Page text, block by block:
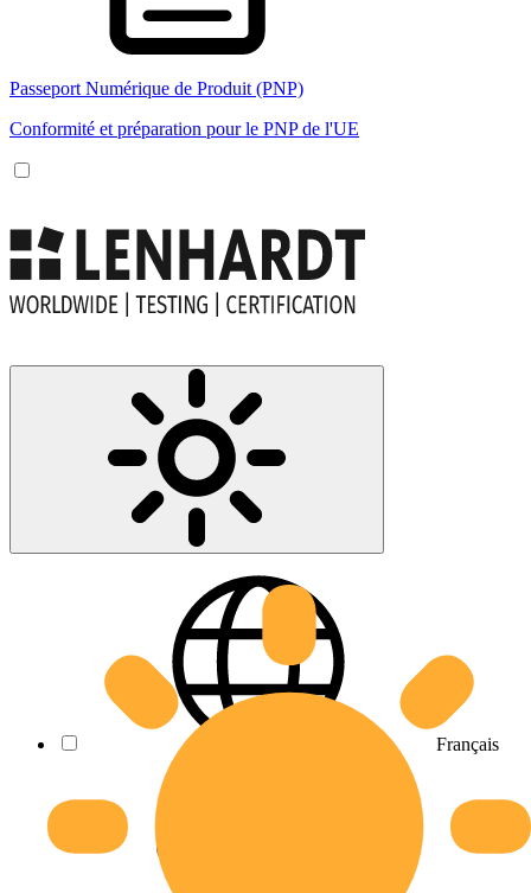
Passeport Numérique de Produit (PNP)
Conformité et préparation pour le PNP de l'UE
Français